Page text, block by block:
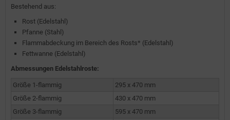
Bestehend aus:
Rost (Edelstahl)
Pfanne (Stahl)
Flammabdeckung im Bereich des Rosts* (Edelstahl)
Fettwanne (Edelstahl)
Abmessungen Edelstahlroste:
Größe 1-flammig
295 x 470 mm
Größe 2-flammig
430 x 470 mm
Größe 3-flammig
595 x 470 mm